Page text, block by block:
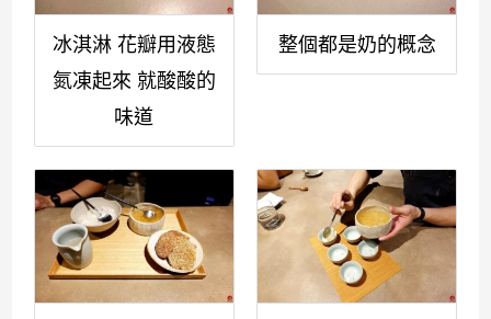
冰淇淋 花瓣用液態
氮凍起來 就酸酸的
味道
整個都是奶的概念